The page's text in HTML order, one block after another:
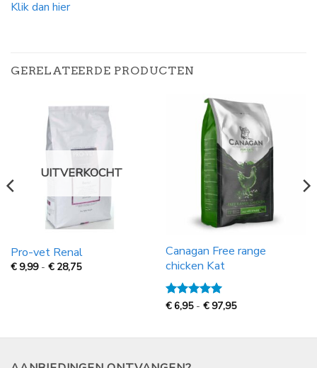
Klik dan hier
GERELATEERDE PRODUCTEN
UITVERKOCHT
Pro-vet Renal
€9,99 - € 28,75Prijsklasse:
Canagan Free range
chicken Kat
Gewaardeerd
€6,95 - €97,95Prijsklasse:
€